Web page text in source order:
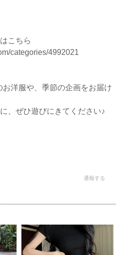
こちら
categories/4992021
洋服や、季節の企画をお届け
、ぜひ遊びにきてください♪
通報する